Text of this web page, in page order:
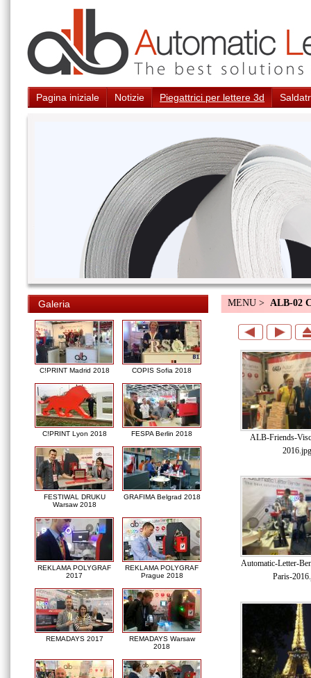
Pagina iniziale Notizie Piegattrici per lettere 3d
Galeria
C!PRINT Madrid 2018 COPIS Sofia 2018
C!PRINT Lyon 2018 FESPA Berlin 2018
FESTIWAL DRUKU
Warsaw 2018
GRAFIMA Belgrad 2018
REKLAMA POLYGRAF
2017
REKLAMA POLYGRAF
Prague 2018
REMADAYS 2017
REMADAYS Warsaw
2018
MENU > ALB-02
ALB-Friends-
2016.jpg
Automatic-Letter-
Paris-